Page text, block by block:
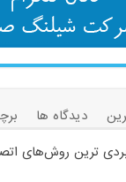
دیدگاه ها
ترین روش‌های